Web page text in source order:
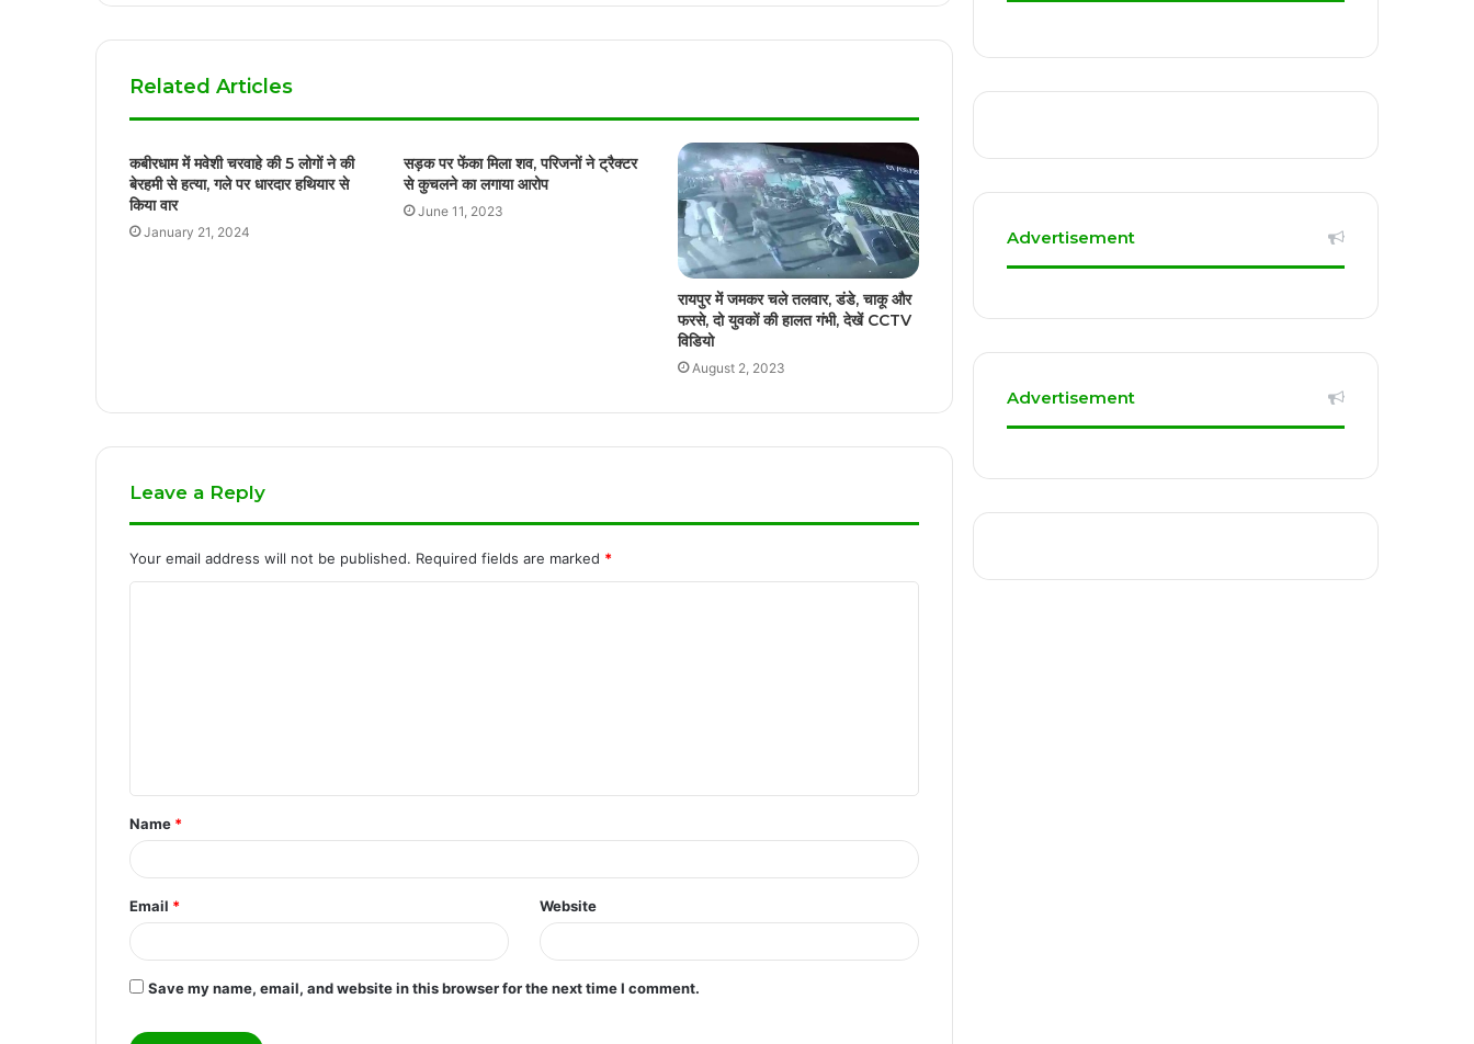
पति ने पत्नी को छत से उल्टा लटकाकर पीटा,
नाबालिक प्रेमी जोड़े ने फांसी लगाकर दी जान, पेड़ से
लटकती मिली लाश
छत्तीसगढ़ के डोंगरगढ़ में 4 साल की बच्ची के साथ
दुष्कर्म, आक्रोशित लोगों ने किया थाने का घेराव
युवक की चाकू गोदकर हत्या करने का सामने आया
Related Articles
कबीरधाम में मवेशी चरवाहे की 5 लोगों ने की
बेरहमी से हत्या, गले पर धारदार हथियार से
किया वार
January 21, 2024
सड़क पर फेंका मिला शव, परिजनों ने ट्रैक्टर
से कुचलने का लगाया आरोप
June 11, 2023
रायपुर में जमकर चले तलवार, डंडे, चाकू और
फरसे, दो युवकों की हालत गंभी, देखें CCTV
विडियो
August 2, 2023
Leave a Reply
Your email address will not be published. Required fields are marked *
t
*
Name *
Email * Website
Save my name, email, and website in this browser for the next time I comment.
Advertisement
Advertisement